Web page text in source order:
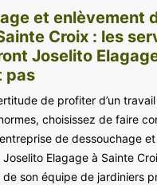
et enlèvement
Croix : les
Joselito
pas
de profiter d’un
choisissez de faire
de dessouchage
Joselito Elagage à Sainte
son équipe de jardiniers